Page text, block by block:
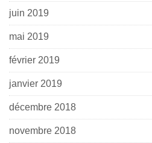
juin 2019
mai 2019
février 2019
janvier 2019
décembre 2018
novembre 2018